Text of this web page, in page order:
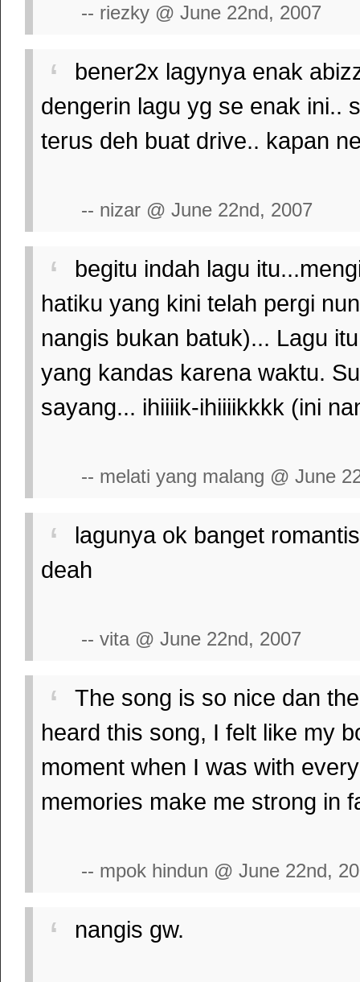
-- riezky @ June 22nd, 2007
bener2x lagynya enak
dengerin lagu yg se enak ini..
terus deh buat drive.. kapan
-- nizar @ June 22nd, 2007
begitu indah lagu
hatiku yang kini telah pergi
nangis bukan batuk)... Lagu
yang kandas karena waktu.
sayang... ihiiiik-ihiiiikkkk (ini
-- melati yang malang @ June
lagunya ok banget
deah
-- vita @ June 22nd, 2007
The song is so nice dan
heard this song, I felt like my
moment when I was with
memories make me strong in
-- mpok hindun @ June 22nd,
nangis gw.